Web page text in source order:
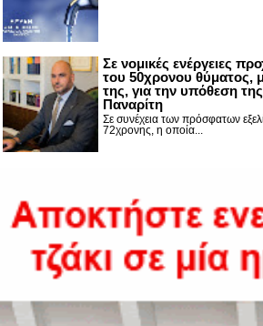
Σε νομικές ενέργειες
του 50χρονου θύματος,
της, για την υπόθεση
Παναρίτη
Σε συνέχεια των πρόσφατων
72χρονης, η οποία...